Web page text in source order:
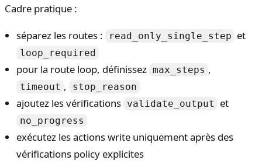
Cadre pratique :
séparez les routes :
read_only_single_step et
loop_required
pour la route loop, définissez max_steps ,
timeout , stop_reason
ajoutez les vérifications validate_output et
no_progress
exécutez les actions write uniquement après des
vérifications policy explicites